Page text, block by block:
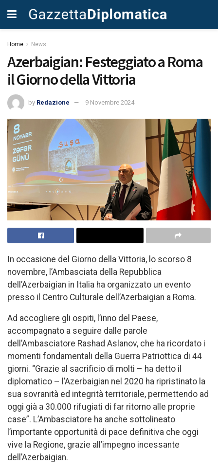
Home News
Azerbaigian: Festeggiato a Roma
il Giorno della Vittoria
by Redazione 9 Novembre 2024
In occasione del Giorno della Vittoria, lo scorso 8
novembre, l’Ambasciata della Repubblica
dell’Azerbaigian in Italia ha organizzato un evento
presso il Centro Culturale dell’Azerbaigian a Roma.
Ad accogliere gli ospiti, l’inno del Paese,
accompagnato a seguire dalle parole
dell’Ambasciatore Rashad Aslanov, che ha ricordato i
momenti fondamentali della Guerra Patriottica di 44
giorni. “Grazie al sacrificio di molti – ha detto il
diplomatico – l’Azerbaigian nel 2020 ha ripristinato la
sua sovranità ed integrità territoriale, permettendo ad
oggi già a 30.000 rifugiati di far ritorno alle proprie
case”. L’Ambasciatore ha anche sottolineato
l’importante opportunità di pace definitiva che oggi
vive la Regione, grazie all’impegno incessante
dell’Azerbaigian.